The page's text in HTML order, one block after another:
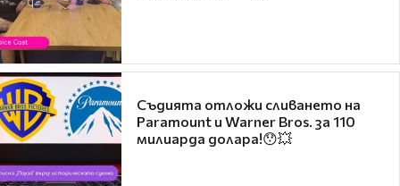
Съдията отложи сливането на
Paramount и Warner Bros. за 110
милиарда долара!😯💥